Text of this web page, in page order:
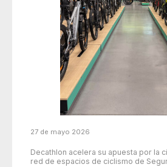
27 de mayo 2026
Decathlon acelera su apuesta por la
red de espacios de ciclismo de